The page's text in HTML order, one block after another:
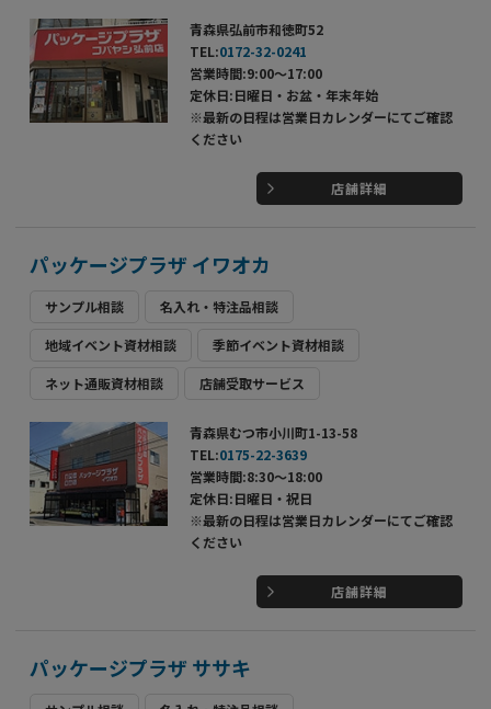
青森県弘前市和徳町52
TEL:0172-32-0241
営業時間:9:00～17:00
定休日:日曜日・お盆・年末年始
※最新の日程は営業日カレンダーにてご確認
ください
店舗詳細
パッケージプラザ イワオカ
サンプル相談 名入れ・特注品相談
地域イベント資材相談 季節イベント資材相談
ネット通販資材相談 店舗受取サービス
青森県むつ市小川町1-13-58
TEL:0175-22-3639
営業時間:8:30～18:00
定休日:日曜日・祝日
※最新の日程は営業日カレンダーにてご確認
ください
店舗詳細
パッケージプラザ ササキ